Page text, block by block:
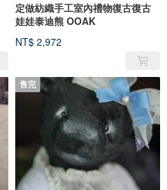
定做紡織手工室內禮物復古復古
娃娃泰迪熊 OOAK
NT$ 2,972
售完